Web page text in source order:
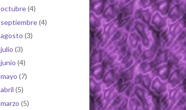
octubre(4)
septiembre(4)
agosto (3)
julio (3)
junio (4)
mayo (7)
abril (5)
marzo (5)